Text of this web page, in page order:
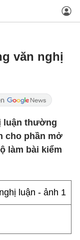
văn nghị
luận thường
cho phần mở
làm bài kiểm